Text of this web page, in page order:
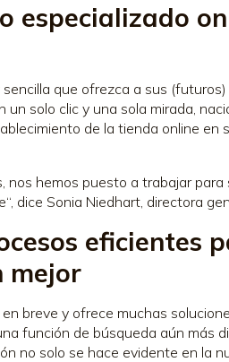
especializado
que ofrezca a sus
solo clic y una sola mirada,
de la tienda online en
nos hemos puesto a trabajar
dice Sonia Niedhart, directora
eficientes
mejor
breve y ofrece muchas
función de búsqueda aún más
no solo se hace evidente en la